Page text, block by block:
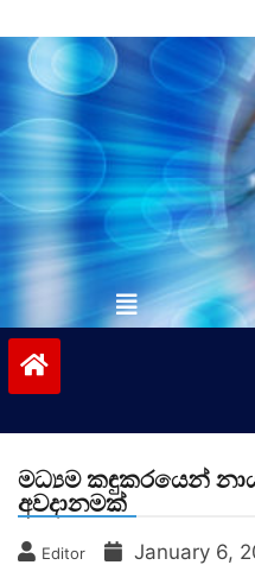
to
contentvinivida.lk
මධ්‍යම කඳුකරයෙන්
අවදානමක්
Editor January 6,